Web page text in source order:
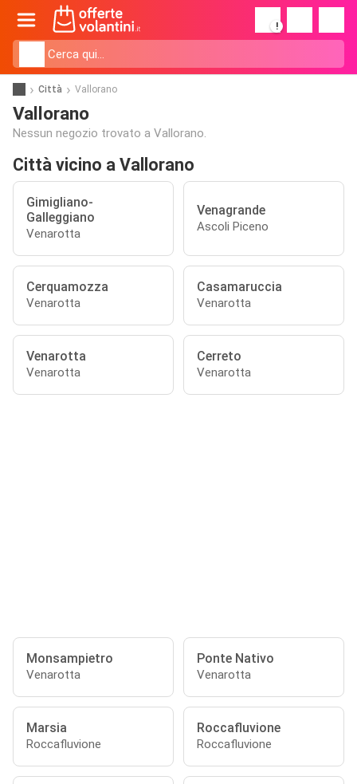
!
Città Vallorano
Vallorano
Nessun negozio trovato a Vallorano.
Città vicino a Vallorano
Gimigliano-
Galleggiano
Venarotta
Venagrande
Ascoli Piceno
Cerquamozza
Venarotta
Casamaruccia
Venarotta
Venarotta
Venarotta
Cerreto
Venarotta
Monsampietro
Venarotta
Ponte Nativo
Venarotta
Marsia
Roccafluvione
Roccafluvione
Roccafluvione